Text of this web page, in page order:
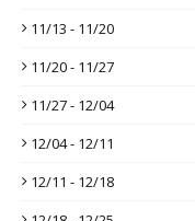
11/13 - 11/20
11/20 - 11/27
11/27 - 12/04
12/04 - 12/11
12/11 - 12/18